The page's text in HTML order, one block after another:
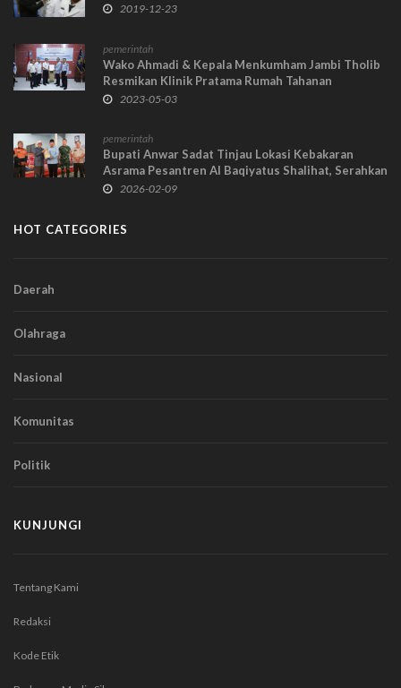
2019-12-23
pemerintah
Wako Ahmadi & Kepala Menkumham Jambi Tholib
Resmikan Klinik Pratama Rumah Tahanan
2023-05-03
pemerintah
Bupati Anwar Sadat Tinjau Lokasi Kebakaran
Asrama Pesantren Al Baqiyatus Shalihat, Serahkan
Bantuan ke 40 Korban
2026-02-09
HOT CATEGORIES
Daerah
Olahraga
Nasional
Komunitas
Politik
KUNJUNGI
Tentang Kami
Redaksi
Kode Etik